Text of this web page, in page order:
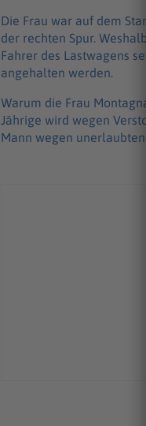
Die Frau war auf dem
der rechten Spur.
Fahrer des Lastwagens
angehalten werden.
Warum die Frau
Jährige wird wegen
Mann wegen